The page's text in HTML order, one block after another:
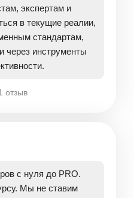
экспертам и
в текущие реалии,
стандартам,
через инструменты
отзыв
с нуля до PRO.
Мы не ставим